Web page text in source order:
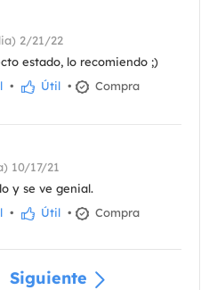
2/21/22
estado, lo recomiendo ;)
• Útil •
Compra
10/17/21
y se ve genial.
• Útil •
Compra
Siguiente